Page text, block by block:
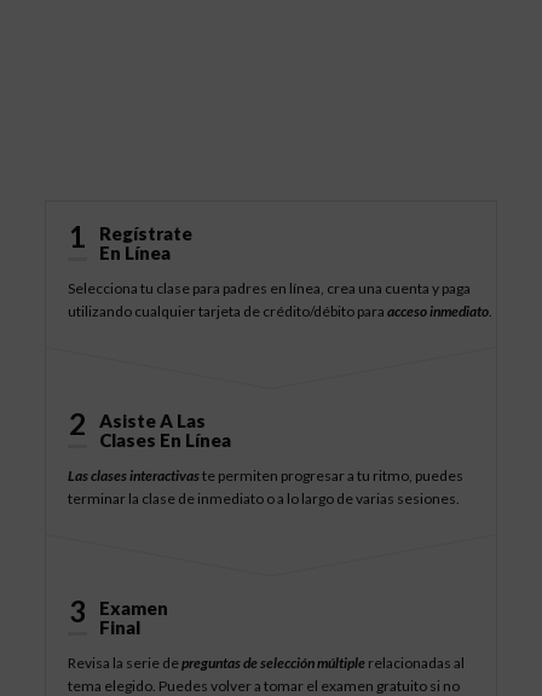
1
Regístrate
En Línea
Selecciona tu clase para padres en línea, crea una cuenta y paga
utilizando cualquier tarjeta de crédito/débito paraacceso inmediato.
2
Asiste A Las
Clases En Línea
Las clases interactivaste permiten progresar a tu ritmo, puedes
terminar la clase de inmediato o a lo largo de varias sesiones.
3
Examen
Final
Revisa la serie depreguntas de selección múltiple relacionadas al
tema elegido. Puedes volver a tomar el examen gratuito si no